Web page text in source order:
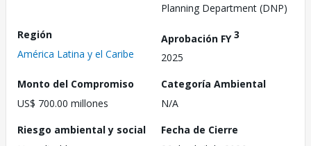
Planning Department (DNP)
Región
América Latina y el Caribe
Aprobación FY3
2025
Monto del Compromiso
US$ 700.00 millones
Categoría Ambiental
N/A
Riesgo ambiental y social
Fecha de Cierre